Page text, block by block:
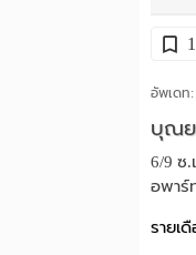
อัพเดท:
บุณย
6/9 ซ.
อพาร์
รายเ